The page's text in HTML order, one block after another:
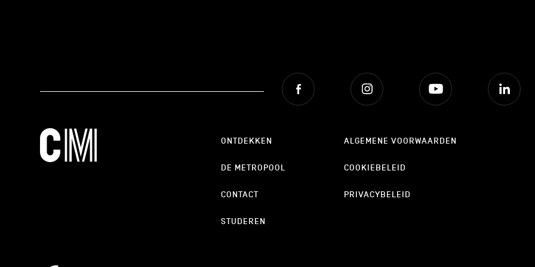
Facebook Instagram
ONTDEKKEN
DE METROPOOL
CONTACT
STUDEREN
ALGEMENE VOORWAARDEN
COOKIEBELEID
PRIVACYBELEID